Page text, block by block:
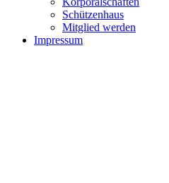
Schützenhaus
Mitglied werden
Impressum